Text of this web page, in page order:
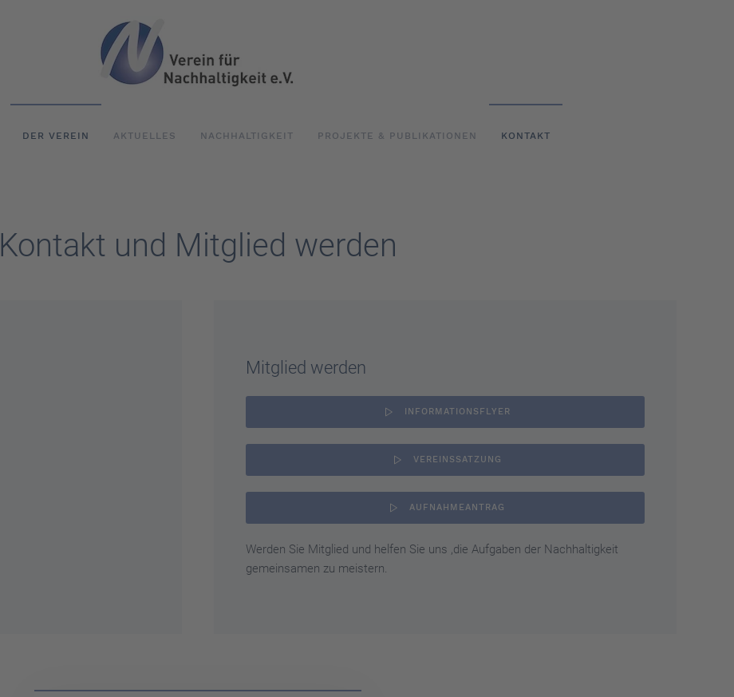
DER VEREIN AKTUELLES NACHHALTIGKEIT PROJEKTE & PUBLIKATIONEN KONTAKT
Kontakt und Mitglied werden
Mitglied werden
INFORMATIONSFLYER
VEREINSSATZUNG
AUFNAHMEANTRAG
Werden Sie Mitglied und helfen Sie uns ,die Aufgaben der Nachhaltigkeit
gemeinsamen zu meistern.